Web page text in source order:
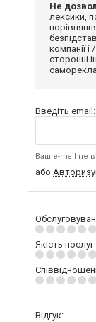
Не
лексики,
компанії
сторонні
Введіть email:
Ваш e-mail не
або
Якість послуг
Відгук: